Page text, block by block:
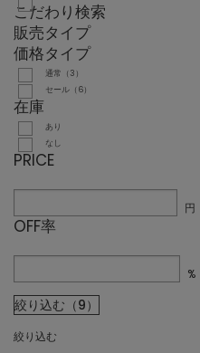
こだわり検索
販売タイプ
価格タイプ
通常（3）
セール（6）
在庫
あり
なし
PRICE
円
OFF率
%
絞り込む（9）
絞り込む